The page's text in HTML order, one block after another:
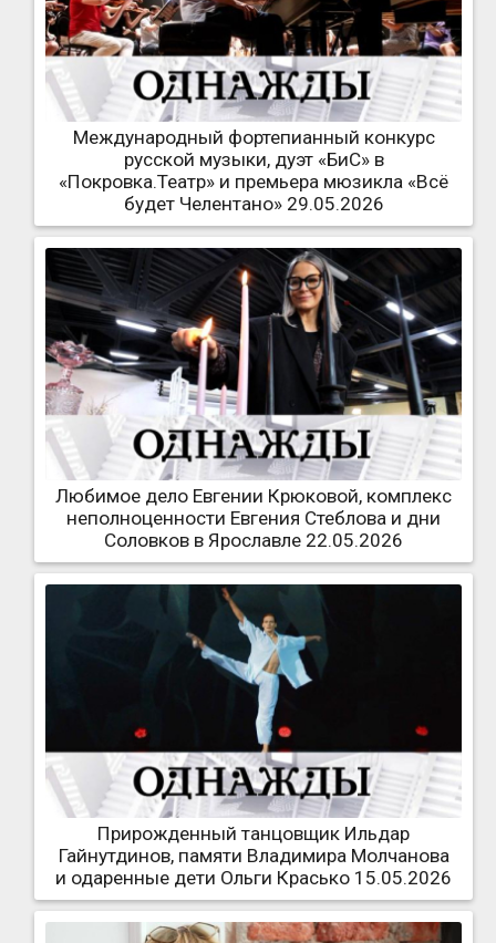
Международный фортепианный конкурс
русской музыки, дуэт «БиС» в
«Покровка.Театр» и премьера мюзикла «Всё
будет Челентано» 29.05.2026
Любимое дело Евгении Крюковой, комплекс
неполноценности Евгения Стеблова и дни
Соловков в Ярославле 22.05.2026
Прирожденный танцовщик Ильдар
Гайнутдинов, памяти Владимира Молчанова
и одаренные дети Ольги Красько 15.05.2026